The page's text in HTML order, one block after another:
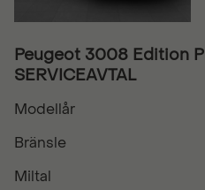
Peugeot 3008 Edition
SERVICEAVTAL
Modellår
Bränsle
Miltal